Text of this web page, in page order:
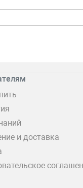
и доставка